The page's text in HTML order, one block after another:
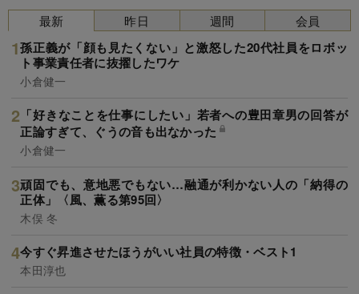
最新
孫正義が「顔も見たくない」と激怒した20代社員をロボッ
ト事業責任者に抜擢したワケ
小倉健一
「好きなことを仕事にしたい」若者への豊田章男の回答が
正論すぎて、ぐうの音も出なかった
小倉健一
頑固でも、意地悪でもない…融通が利かない人の「納得の
正体」〈風、薫る第95回〉
木俣 冬
今すぐ昇進させたほうがいい社員の特徴・ベスト1
本田淳也
昨日 週間 会員